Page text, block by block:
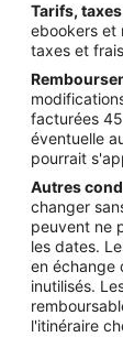
Tarifs,
ebookers et
taxes et
facturées
éventuelle
pourrait
Autres
changer
peuvent ne
les dates.
en échange
inutilisés.
l'itinéraire